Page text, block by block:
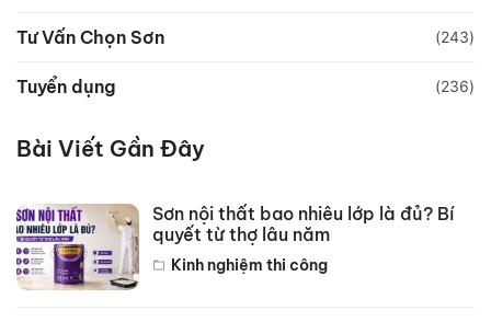
Tư Vấn Chọn Sơn (243)
Tuyển dụng (236)
Bài Viết Gần Đây
Sơn nội thất bao nhiêu lớp là đủ? Bí
quyết từ thợ lâu năm
Kinh nghiệm thi công